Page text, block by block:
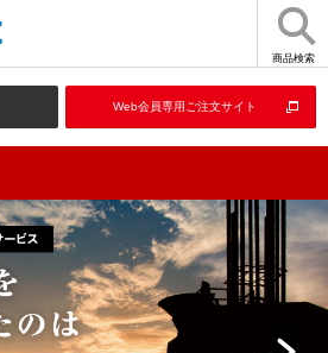
商品検索
Web会員専用ご注文サイト